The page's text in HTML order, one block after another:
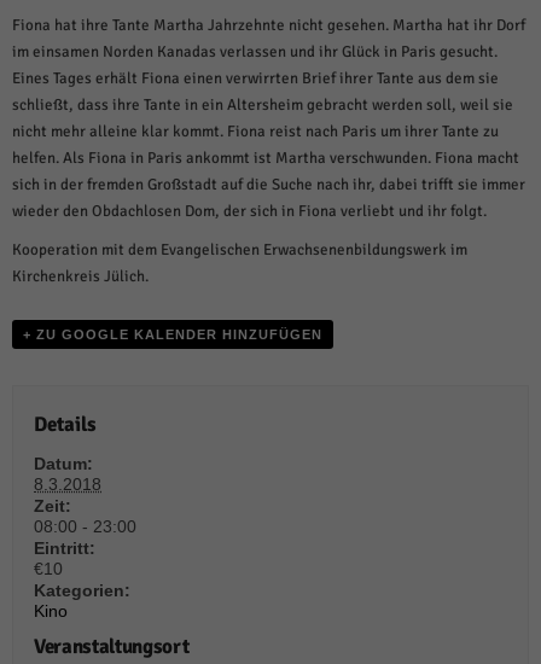
Fiona hat ihre Tante Martha Jahrzehnte nicht gesehen. Martha hat ihr Dorf
im einsamen Norden Kanadas verlassen und ihr Glück in Paris gesucht.
Eines Tages erhält Fiona einen verwirrten Brief ihrer Tante aus dem sie
schließt, dass ihre Tante in ein Altersheim gebracht werden soll, weil sie
nicht mehr alleine klar kommt. Fiona reist nach Paris um ihrer Tante zu
helfen. Als Fiona in Paris ankommt ist Martha verschwunden. Fiona macht
sich in der fremden Großstadt auf die Suche nach ihr, dabei trifft sie immer
wieder den Obdachlosen Dom, der sich in Fiona verliebt und ihr folgt.
Kooperation mit dem Evangelischen Erwachsenenbildungswerk im
Kirchenkreis Jülich.
+ ZU GOOGLE KALENDER HINZUFÜGEN
Details
Datum:
8.3.2018
Zeit:
08:00 - 23:00
Eintritt:
€10
Kategorien:
Kino
Veranstaltungsort
auswählen.
Alle akzeptieren Speichern und weiter
Zurück
Datenschutzeinstellungen
Essenziell (1)
Essenzielle Cookies ermöglichen grundlegende Funktionen und sind für die
Cookie-Informationen anzeigen
Statistik Cookies erfassen Informationen anonym. Diese Informationen helfen
Marketing (1)
Marketing-Cookies werden von Drittanbietern oder Publishern verwendet,
um personalisierte Werbung anzuzeigen. Sie tun dies, indem sie Besucher
über Websites hinweg verfolgen.
Externe Medien (6)